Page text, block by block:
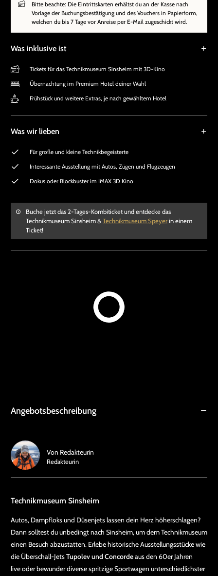
Bitte beachte: Die Eintrittskarten erhältst du an der Kasse nach
Vorlage der Buchungsbestätigung und des Vouchers in Papierform,
welchen du bis 7 Tage vor Anreise per E-Mail zugeschickt wird.
Was inklusive ist
Tickets für das Technikmuseum Sinsheim mit 3D-Kino
Übernachtung im Premium Hotel deiner Wahl
Frühstück und weitere Extras, je nach gewähltem Hotel
Was wir lieben
Für große und kleine Technikbegeisterte
Interessante Ausstellung mit Autos, Zügen und Flugzeugen
Dokus oder Blockbuster im IMAX 3D Kino
Buche jetzt das 2-Tages-Kombiticket und entdecke das
Technikmuseum Sinsheim &Technikmuseum Speyerin einem
Ticket!
Angebotsbeschreibung
Technikmuseum Sinsheim
Autos, Dampfloks und Düsenjets lassen dein Herz höherschlagen?
Dann solltest du unbedingt nach Sinsheim, um dem Technikmuseum
einen Besuch abzustatten. Erlebe historische Ausstellungsstücke wie
die Überschall-JetsTupolev und Concordeaus den 60er Jahren
live oder bewunder diverse spritzige Sportwagen unterschiedlichster
Von Redakteurin
Redakteurin